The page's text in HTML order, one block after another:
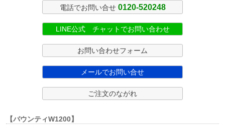
電話でお問い合せ 0120-520248
LINE公式 チャットでお問い合わせ
お問い合わせフォーム
メールでお問い合せ
ご注文のながれ
【バウンティW1200】